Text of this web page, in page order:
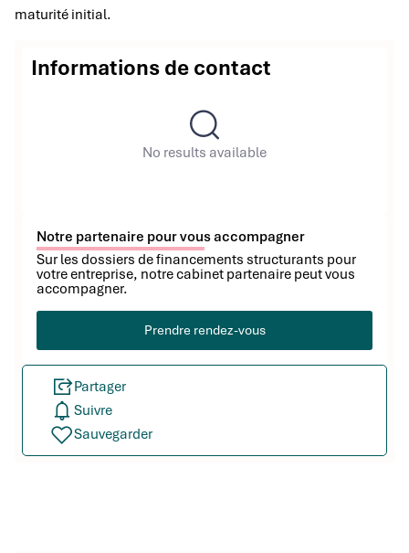
maturité initial.
Informations de contact
No results available
Notre partenaire pour vous accompagner
Sur les dossiers de financements structurants pour
votre entreprise, notre cabinet partenaire peut vous
accompagner.
Prendre rendez-vous
Partager
Suivre
Sauvegarder